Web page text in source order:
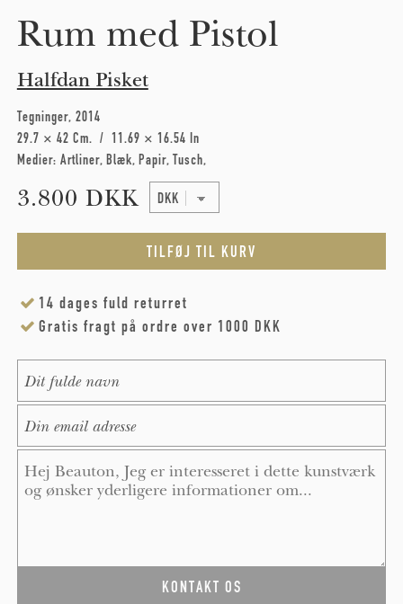
Rum med Pistol
Halfdan Pisket
Tegninger 2014
29.7 × 42 Cm
11.69 × 16.54 In
Medier: Artliner Blæk Papir Tusch
3.800 DKK
14 dages fuld returret
Gratis fragt på ordre over 1000 DKK